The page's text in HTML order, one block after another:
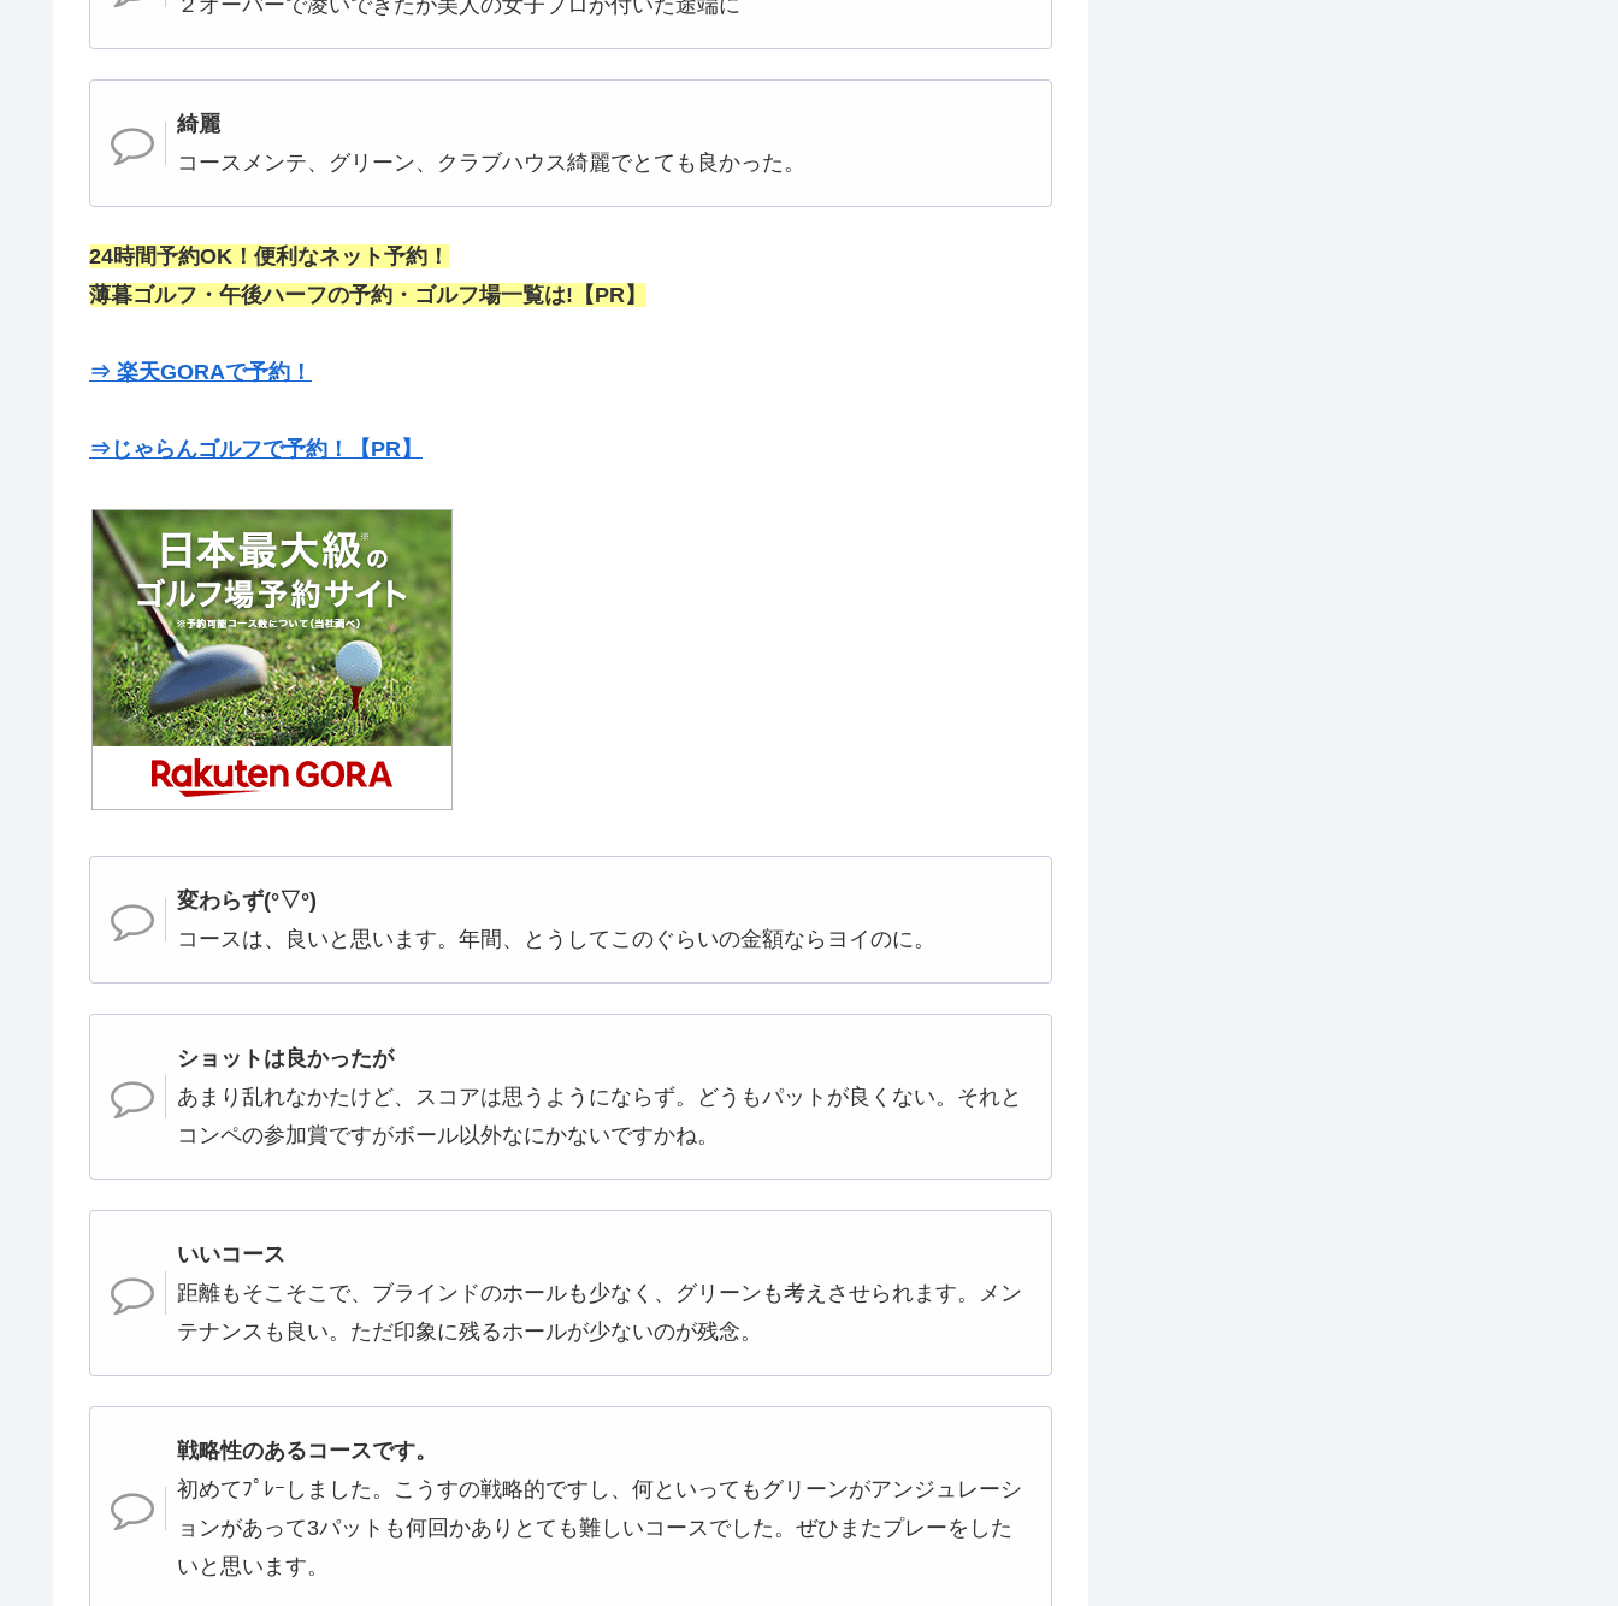
綺麗
コースメンテ、グリーン、クラブハウス綺麗でとても良かった。
24時間予約OK！便利なネット予約！
薄暮ゴルフ・午後ハーフの予約・ゴルフ場一覧は!【PR】
⇒ 楽天GORAで予約！
⇒じゃらんゴルフで予約！【PR】
変わらず(°▽°)
コースは、良いと思います。年間、とうしてこのぐらいの金額ならヨイのに。
ショットは良かったが
あまり乱れなかたけど、スコアは思うようにならず。どうもパットが良くない。それと
コンペの参加賞ですがボール以外なにかないですかね。
いいコース
距離もそこそこで、ブラインドのホールも少なく、グリーンも考えさせられます。メン
テナンスも良い。ただ印象に残るホールが少ないのが残念。
戦略性のあるコースです。
初めてﾌﾟﾚｰしました。こうすの戦略的ですし、何といってもグリーンがアンジュレーシ
ョンがあって3パットも何回かありとても難しいコースでした。ぜひまたプレーをした
いと思います。